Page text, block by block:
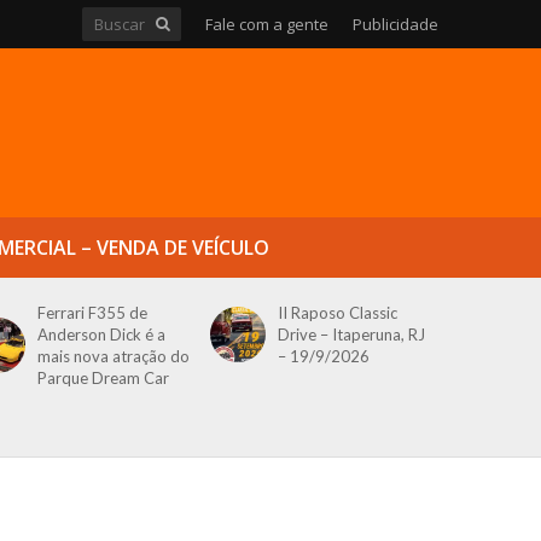
Fale com a gente Publicidade
– VENDA DE VEÍCULO
Ferrari F355 de
Anderson Dick é a
mais nova atração do
Parque Dream Car
II Raposo Classic
Drive – Itaperuna, RJ
– 19/9/2026